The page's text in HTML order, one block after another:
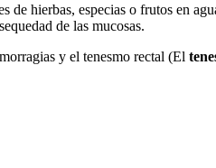
de hierbas, especias o frutos en
de las mucosas.
y el tenesmo rectal (El